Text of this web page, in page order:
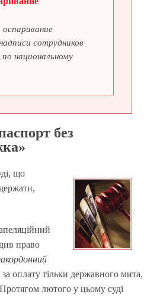
сотрудников
национальному
без
що
право
оплату тільки державного мита,
лютого у цьому суді